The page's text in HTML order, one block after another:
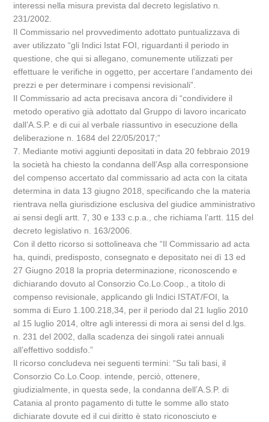
interessi nella misura prevista dal decreto legislativo n.
231/2002.
Il Commissario nel provvedimento adottato puntualizzava di
aver utilizzato “gli Indici Istat FOI, riguardanti il periodo in
questione, che qui si allegano, comunemente utilizzati per
effettuare le verifiche in oggetto, per accertare l’andamento dei
prezzi e per determinare i compensi revisionali”.
Il Commissario ad acta precisava ancora di “condividere il
metodo operativo già adottato dal Gruppo di lavoro incaricato
dall’A.S.P. e di cui al verbale riassuntivo in esecuzione della
deliberazione n. 1684 del 22/05/2017;”
7. Mediante motivi aggiunti depositati in data 20 febbraio 2019
la società ha chiesto la condanna dell’Asp alla corresponsione
del compenso accertato dal commissario ad acta con la citata
determina in data 13 giugno 2018, specificando che la materia
rientrava nella giurisdizione esclusiva del giudice amministrativo
ai sensi degli artt. 7, 30 e 133 c.p.a., che richiama l’artt. 115 del
decreto legislativo n. 163/2006.
Con il detto ricorso si sottolineava che “Il Commissario ad acta
ha, quindi, predisposto, consegnato e depositato nei dì 13 ed
27 Giugno 2018 la propria determinazione, riconoscendo e
dichiarando dovuto al Consorzio Co.Lo.Coop., a titolo di
compenso revisionale, applicando gli Indici ISTAT/FOI, la
somma di Euro 1.100.218,34, per il periodo dal 21 luglio 2010
al 15 luglio 2014, oltre agli interessi di mora ai sensi del d.lgs.
n. 231 del 2002, dalla scadenza dei singoli ratei annuali
all’effettivo soddisfo.”
Il ricorso concludeva nei seguenti termini: “Su tali basi, il
Consorzio Co.Lo.Coop. intende, perciò, ottenere,
giudizialmente, in questa sede, la condanna dell’A.S.P. di
Catania al pronto pagamento di tutte le somme allo stato
dichiarate dovute ed il cui diritto è stato riconosciuto e